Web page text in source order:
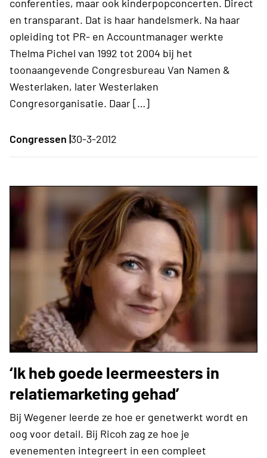
conferenties, maar ook kinderpopconcerten. Direct
en transparant. Dat is haar handelsmerk. Na haar
opleiding tot PR- en Accountmanager werkte
Thelma Pichel van 1992 tot 2004 bij het
toonaangevende Congresbureau Van Namen &
Westerlaken, later Westerlaken
Congresorganisatie. Daar […]
Congressen |30-3-2012
‘Ik heb goede leermeesters in
relatiemarketing gehad’
Bij Wegener leerde ze hoe er genetwerkt wordt en
oog voor detail. Bij Ricoh zag ze hoe je
evenementen integreert in een compleet